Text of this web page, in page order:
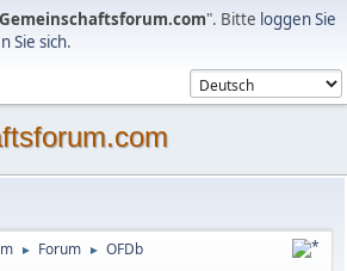
Gemeinschaftsforum.com". Bitte loggen Sie
Sie sich.
► Forum ► OFDb